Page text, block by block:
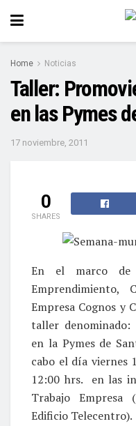
Home Noticias
Taller:
en las Pymes
17 noviembre, 2011
0
SHARES
En el marco de
Emprendimiento,
Empresa Cognos y
taller denominado:
en la Pymes de
cabo el día viernes
12:00 hrs. en las
Trabajo Empresa
Edificio Telecentro).